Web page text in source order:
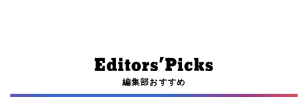
編集部おすすめ